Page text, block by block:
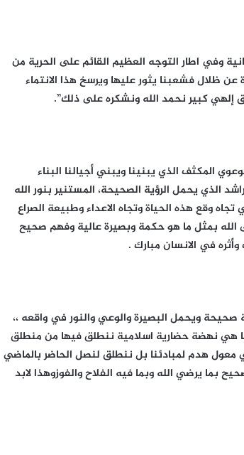
وفي اطار التوجه العظيم القائم على الحرية من
ظلال فشعبنا يثور عليها ويرسخ هذا الانتماء
إلهي كبير نحمد الله ونشكره على ذلك”.
المكثف الذي يبنينا ويبني أجيالنا البناء
الذي يحمل الرؤية الصحيحة، المستنير بنور الله
وقع هذه الحياة وتجاه الاعداء وطبيعة الصراع
بمثل ما هو حكمة وبصيرة عالية وفهم صحيح
في الانسان مبارك .
ويحمل البصيرة والوعي والنور في واقعه ،،
هي نهضة حضارية اسلامية ننطلق فيها من منطلق
معول هدم لمبادئنا بل ننطلق لنصل الحاضر بالماضي
بما يرضي الله وبما فيه الفلاح والفوزوهذا لابد